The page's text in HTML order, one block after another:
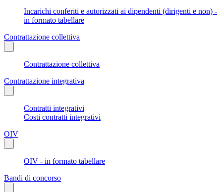
Incarichi conferiti e autorizzati ai dipendenti (dirigenti e non) -
in formato tabellare
Contrattazione collettiva
Contrattazione collettiva
Contrattazione integrativa
Contratti integrativi
Costi contratti integrativi
OIV
OIV - in formato tabellare
Bandi di concorso